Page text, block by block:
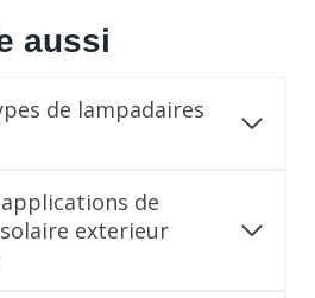
aussi
de lampadaires
de
exterieur